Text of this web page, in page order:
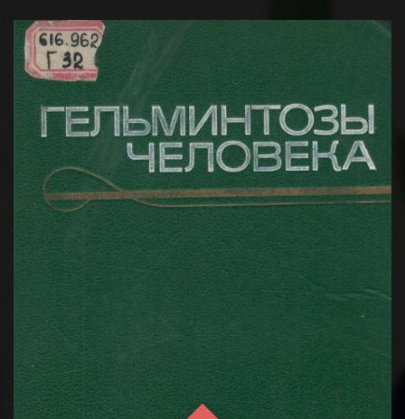
В учебнике представлены основные сведения по
топографической анатомии человеческого организма
и оперативной хирургии. ...
BATAFSIL...